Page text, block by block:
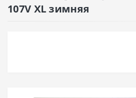
107V XL зимняя